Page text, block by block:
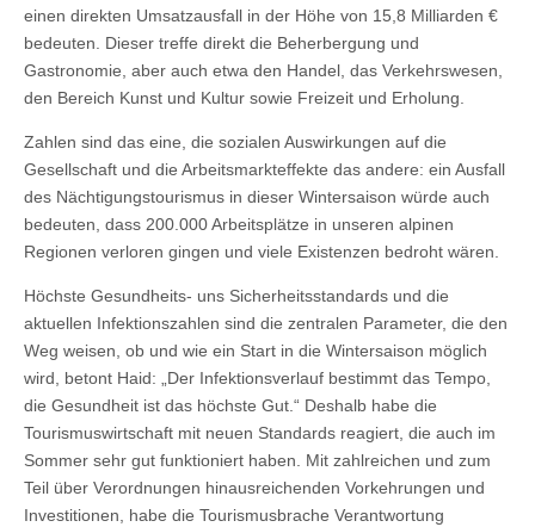
einen direkten Umsatzausfall in der Höhe von 15,8 Milliarden €
bedeuten. Dieser treffe direkt die Beherbergung und
Gastronomie, aber auch etwa den Handel, das Verkehrswesen,
den Bereich Kunst und Kultur sowie Freizeit und Erholung.
Zahlen sind das eine, die sozialen Auswirkungen auf die
Gesellschaft und die Arbeitsmarkteffekte das andere: ein Ausfall
des Nächtigungstourismus in dieser Wintersaison würde auch
bedeuten, dass 200.000 Arbeitsplätze in unseren alpinen
Regionen verloren gingen und viele Existenzen bedroht wären.
Höchste Gesundheits- uns Sicherheitsstandards und die
aktuellen Infektionszahlen sind die zentralen Parameter, die den
Weg weisen, ob und wie ein Start in die Wintersaison möglich
wird, betont Haid: „Der Infektionsverlauf bestimmt das Tempo,
die Gesundheit ist das höchste Gut.“ Deshalb habe die
Tourismuswirtschaft mit neuen Standards reagiert, die auch im
Sommer sehr gut funktioniert haben. Mit zahlreichen und zum
Teil über Verordnungen hinausreichenden Vorkehrungen und
Investitionen, habe die Tourismusbrache Verantwortung